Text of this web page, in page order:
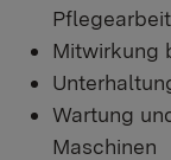
Mitwirkung
Wartung
Maschinen